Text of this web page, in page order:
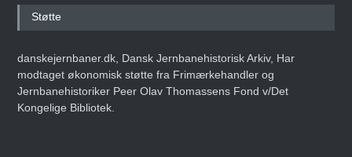
Støtte
danskejernbaner.dk, Dansk Jernbanehistorisk Arkiv, Har
modtaget økonomisk støtte fra Frimærkehandler og
Jernbanehistoriker Peer Olav Thomassens Fond v/Det
Kongelige Bibliotek.